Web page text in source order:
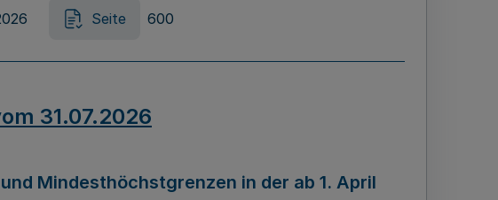
Seite 600
31.07.2026
Mindesthöchstgrenzen in der ab 1. April